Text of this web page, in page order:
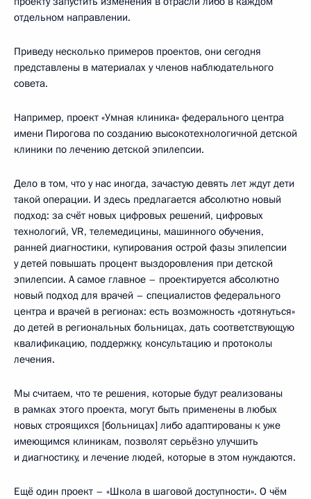
отдельном направлении.
Приведу несколько примеров проектов, они сегодня
представлены в материалах у членов наблюдательного
совета.
Например, проект «Умная клиника» федерального центра
имени Пирогова по созданию высокотехнологичной детской
клиники по лечению детской эпилепсии.
Дело в том, что у нас иногда, зачастую девять лет ждут дети
такой операции. И здесь предлагается абсолютно новый
подход: за счёт новых цифровых решений, цифровых
технологий, VR, телемедицины, машинного обучения,
ранней диагностики, купирования острой фазы эпилепсии
у детей повышать процент выздоровления при детской
эпилепсии. А самое главное – проектируется абсолютно
новый подход для врачей – специалистов федерального
центра и врачей в регионах: есть возможность «дотянуться»
до детей в региональных больницах, дать соответствующую
квалификацию, поддержку, консультацию и протоколы
лечения.
Мы считаем, что те решения, которые будут реализованы
в рамках этого проекта, могут быть применены в любых
новых строящихся [больницах] либо адаптированы к уже
имеющимся клиникам, позволят серьёзно улучшить
и диагностику, и лечение людей, которые в этом нуждаются.
Ещё один проект – «Школа в шаговой доступности». О чём